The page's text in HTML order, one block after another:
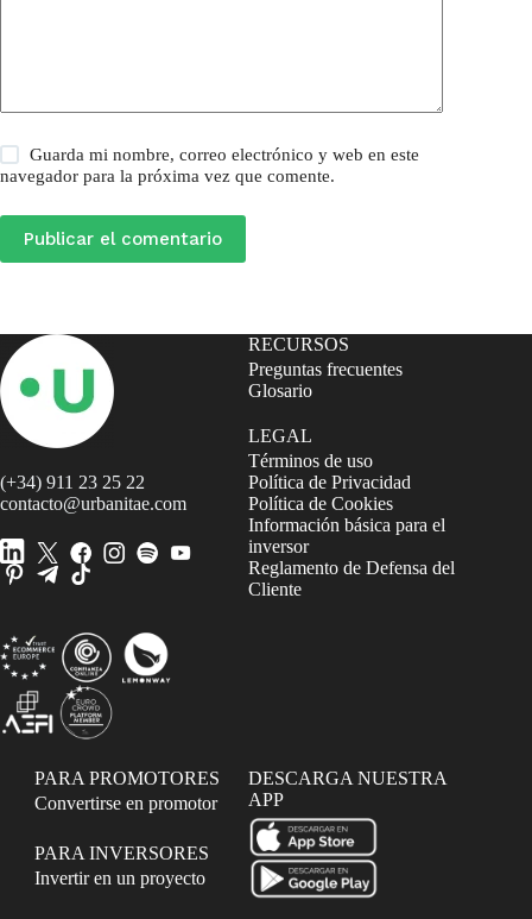
Guarda mi nombre, correo electrónico y web en este
navegador para la próxima vez que comente.
Publicar el comentario
(+34) 911 23 25 22
contacto@urbanitae.com
RECURSOS
Preguntas frecuentes
Glosario
LEGAL
Términos de uso
Política de Privacidad
Política de Cookies
Información básica para el
inversor
Reglamento de Defensa del
Cliente
PARA PROMOTORES
Convertirse en promotor
PARA INVERSORES
Invertir en un proyecto
DESCARGA NUESTRA
APP